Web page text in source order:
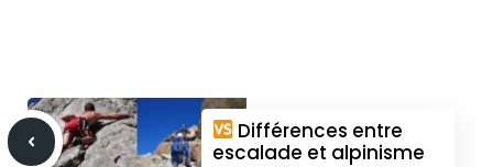
Différences entre
escalade et alpinisme